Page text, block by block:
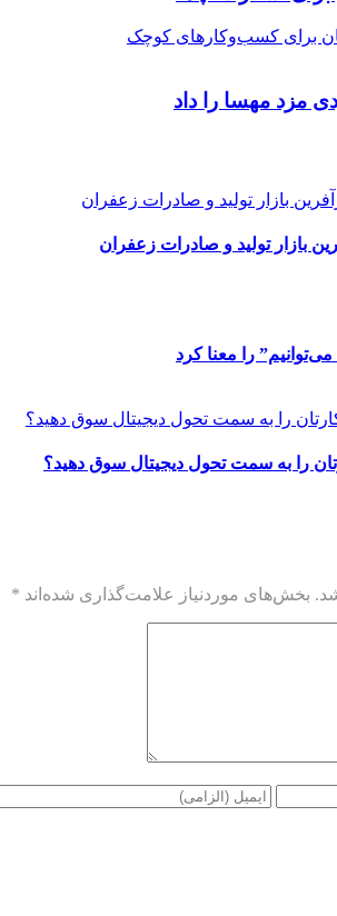
مزد مهسا را داد
بازار تولید و صادرات زعفران
را معنا کرد
را به سمت تحول دیجیتال سوق دهید؟
بخش‌های موردنیاز علامت‌گذاری شده‌اند *